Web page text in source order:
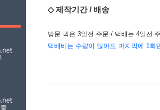
◇ 제작기간 / 배송
방문 퀵은 3일전 주문 / 택배는 4일전
택배비는 수량이 많아도 마지막에 1회